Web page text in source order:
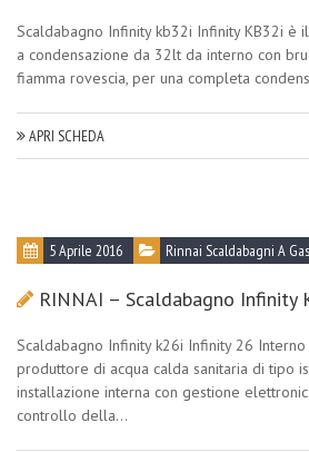
Scaldabagno Infinity kb32i Infinity KB32i è
a condensazione da 32lt da interno con
fiamma rovescia, per una completa
APRI SCHEDA
5 Aprile 2016 Rinnai Scaldabagni A Gas
RINNAI – Scaldabagno Infinity
Scaldabagno Infinity k26i Infinity 26
produttore di acqua calda sanitaria di tipo
installazione interna con gestione
controllo della...